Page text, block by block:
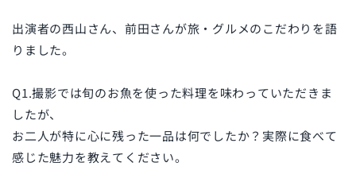
出演者の西山さん、前田さんが旅・グルメのこだわりを語
りました。
Q1.撮影では旬のお魚を使った料理を味わっていただきま
したが、
お二人が特に心に残った一品は何でしたか？実際に食べて
感じた魅力を教えてください。